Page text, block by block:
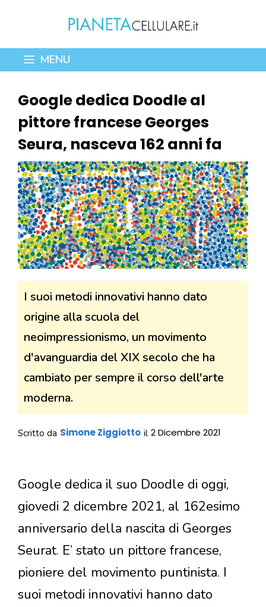
contenuto
MENU
Google dedica Doodle al
pittore francese Georges
Seura, nasceva 162 anni fa
I suoi metodi innovativi hanno dato
origine alla scuola del
neoimpressionismo, un movimento
d'avanguardia del XIX secolo che ha
cambiato per sempre il corso dell'arte
moderna.
Scritto da Simone Ziggiotto il 2 Dicembre 2021
Google dedica il suo Doodle di oggi,
giovedi 2 dicembre 2021, al 162esimo
anniversario della nascita di Georges
Seurat. E’ stato un pittore francese,
pioniere del movimento puntinista. I
suoi metodi innovativi hanno dato